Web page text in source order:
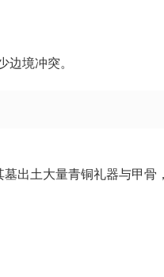
边境冲突。
出土大量青铜礼器与甲骨